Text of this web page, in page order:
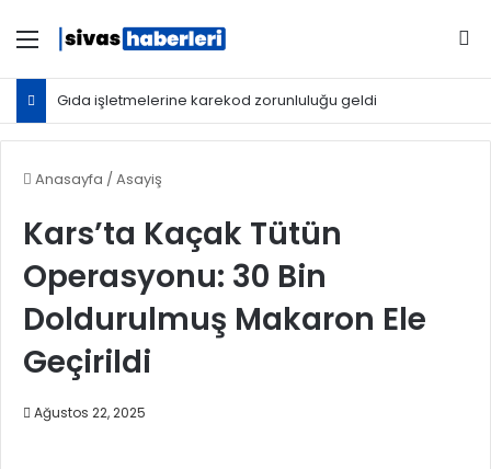
Menü
Gıda işletmelerine karekod zorunluluğu geldi
Anasayfa / Asayiş
Kars’ta Kaçak Tütün
Operasyonu: 30 Bin
Doldurulmuş Makaron Ele
Geçirildi
Ağustos 22, 2025